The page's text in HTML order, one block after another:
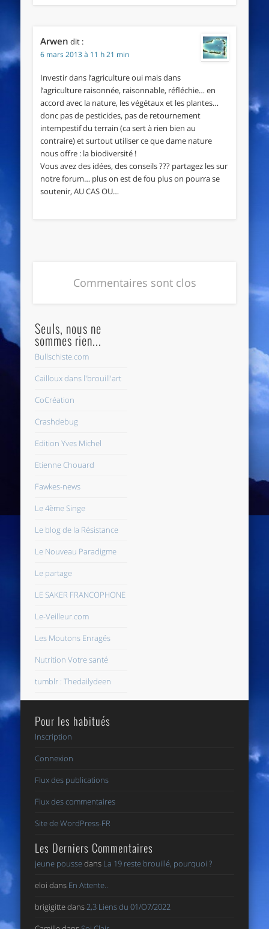
Arwen dit :
6 mars 2013 à 11 h 21 min
Investir dans l’agriculture oui mais dans
l’agriculture raisonnée, raisonnable, réfléchie… en
accord avec la nature, les végétaux et les plantes…
donc pas de pesticides, pas de retournement
intempestif du terrain (ca sert à rien bien au
contraire) et surtout utiliser ce que dame nature
nous offre : la biodiversité !
Vous avez des idées, des conseils ??? partagez les sur
notre forum… plus on est de fou plus on pourra se
soutenir, AU CAS OU…
Commentaires sont clos
Seuls, nous ne
sommes rien...
Bullschiste.com
Cailloux dans l'brouill'art
CoCréation
Crashdebug
Edition Yves Michel
Etienne Chouard
Fawkes-news
Le 4ème Singe
Le blog de la Résistance
Le Nouveau Paradigme
Le partage
LE SAKER FRANCOPHONE
Le-Veilleur.com
Les Moutons Enragés
Nutrition Votre santé
tumblr : Thedailydeen
Pour les habitués
Inscription
Connexion
Flux des publications
Flux des commentaires
Site de WordPress-FR
Les Derniers Commentaires
jeune poussedans La 19 reste brouillé, pourquoi ?
eloi dans En Attente..
brigigittedans 2,3 Liens du 01/O7/2022